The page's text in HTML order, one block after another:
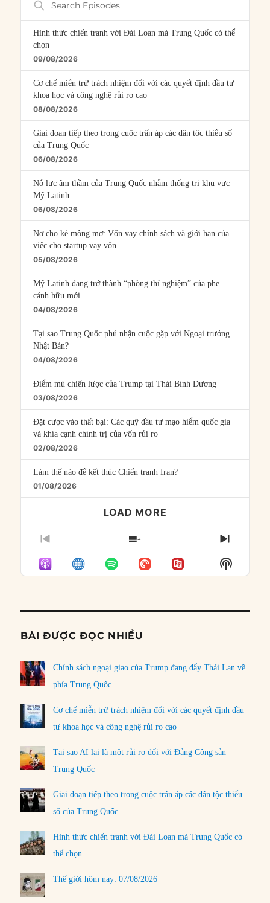
Episodes
Hình thức chiến tranh với Đài Loan mà Trung Quốc có thể
chọn
09/08/2026
Cơ chế miễn trừ trách nhiệm đối với các quyết định đầu tư
khoa học và công nghệ rủi ro cao
08/08/2026
Giai đoạn tiếp theo trong cuộc trấn áp các dân tộc thiểu số
của Trung Quốc
06/08/2026
Nỗ lực âm thầm của Trung Quốc nhằm thống trị khu vực
Mỹ Latinh
06/08/2026
Nợ cho kẻ mộng mơ: Vốn vay chính sách và giới hạn của
việc cho startup vay vốn
05/08/2026
Mỹ Latinh đang trở thành “phòng thí nghiệm” của phe
cánh hữu mới
04/08/2026
Tại sao Trung Quốc phủ nhận cuộc gặp với Ngoại trưởng
Nhật Bản?
04/08/2026
Điểm mù chiến lược của Trump tại Thái Bình Dương
03/08/2026
Đặt cược vào thất bại: Các quỹ đầu tư mạo hiểm quốc gia
và khía cạnh chính trị của vốn rủi ro
02/08/2026
Làm thế nào để kết thúc Chiến tranh Iran?
01/08/2026
LOAD MORE
PREVIOUS
EPISODE
SHOW
EPISODES
LIST
NEXT
Show
Podcast
BÀI ĐƯỢC ĐỌC NHIỀU
Chính sách ngoại giao của Trump đang đẩy Thái Lan về
phía Trung Quốc
Cơ chế miễn trừ trách nhiệm đối với các quyết định đầu
tư khoa học và công nghệ rủi ro cao
Tại sao AI lại là một rủi ro đối với Đảng Cộng sản
Trung Quốc
Giai đoạn tiếp theo trong cuộc trấn áp các dân tộc thiểu
số của Trung Quốc
Hình thức chiến tranh với Đài Loan mà Trung Quốc có
thể chọn
Thế giới hôm nay: 07/08/2026